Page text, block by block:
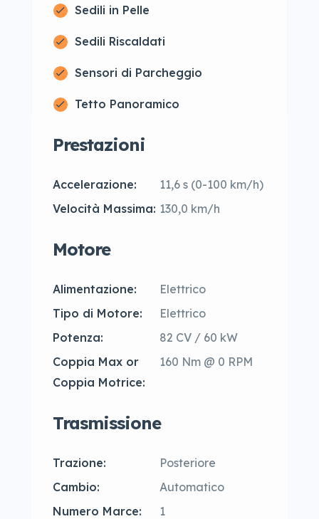
Sedili in Pelle
Sedili Riscaldati
Sensori di Parcheggio
Tetto Panoramico
Prestazioni
Accelerazione:
11,6 s (0-100 km/h)
Velocità Massima: 130,0 km/h
Motore
Alimentazione:
Elettrico
Tipo di Motore:
Elettrico
Potenza:
82 CV / 60 kW
Coppia Max or
Coppia Motrice:
160 Nm @ 0 RPM
Trasmissione
Trazione:
Posteriore
Cambio:
Automatico
Numero Marce:
1